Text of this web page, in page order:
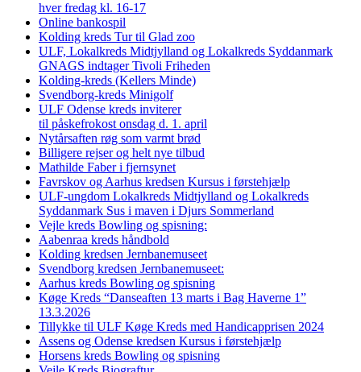
hver fredag kl. 16-17
Online bankospil
Kolding kreds Tur til Glad zoo
ULF, Lokalkreds Midtjylland og Lokalkreds Syddanmark
GNAGS indtager Tivoli Friheden
Kolding-kreds (Kellers Minde)
Svendborg-kreds Minigolf
ULF Odense kreds inviterer
til påskefrokost onsdag d. 1. april
Nytårsaften røg som varmt brød
Billigere rejser og helt nye tilbud
Mathilde Faber i fjernsynet
Favrskov og Aarhus kredsen Kursus i førstehjælp
ULF-ungdom Lokalkreds Midtjylland og Lokalkreds
Syddanmark Sus i maven i Djurs Sommerland
Vejle kreds Bowling og spisning:
Aabenraa kreds håndbold
Kolding kredsen Jernbanemuseet
Svendborg kredsen Jernbanemuseet:
Aarhus kreds Bowling og spisning
Køge Kreds “Danseaften 13 marts i Bag Haverne 1”
13.3.2026
Tillykke til ULF Køge Kreds med Handicapprisen 2024
Assens og Odense kredsen Kursus i førstehjælp
Horsens kreds Bowling og spisning